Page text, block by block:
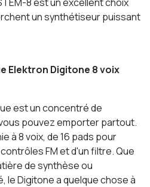
un synthétiseur puissant
Elektron Digitone 8 voix
est un concentré de
pouvez emporter partout.
à 8 voix, de 16 pads pour
FM et d'un filtre. Que
de synthèse ou
le Digitone a quelque chose à